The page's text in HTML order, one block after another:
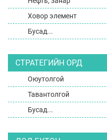
Ховор элемент
Бусад...
СТРАТЕГИЙН ОРД
Оюутолгой
Тавантолгой
Бусад...